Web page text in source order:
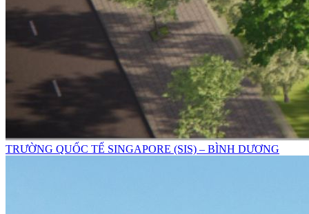
TRƯỜNG QUỐC TẾ SINGAPORE (SIS) – BÌNH DƯƠNG